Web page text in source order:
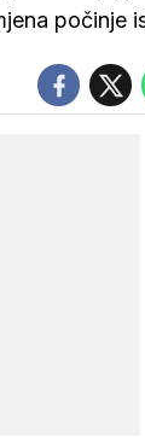
počinje